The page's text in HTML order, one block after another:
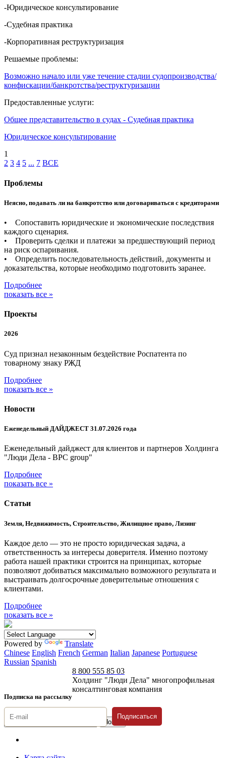
-Юридическое консультирование
-Судебная практика
-Корпоративная реструктуризация
Решаемые проблемы:
Возможно начало или уже течение стадии судопроизводства/
конфискации/банкротства/реструктуризации
Предоставленные услуги:
Общее представительство в судах - Судебная практика
Юридическое консультирование
1
2 3 4 5 ... 7 ВСЕ
Проблемы
Неясно, подавать ли на банкротство или договариваться с кредиторами
• Сопоставить юридические и экономические последствия
каждого сценария.
• Проверить сделки и платежи за предшествующий период
на риск оспаривания.
• Определить последовательность действий, документы и
доказательства, которые необходимо подготовить заранее.
Подробнее
показать все »
Проекты
2026
Суд признал незаконным бездействие Роспатента по
товарному знаку РЖД
Подробнее
показать все »
Новости
Еженедельный ДАЙДЖЕСТ 31.07.2026 года
Еженедельный дайджест для клиентов и партнеров Холдинга
"Люди Дела - BPC group"
Подробнее
показать все »
Статьи
Земля, Недвижимость, Строительство, Жилищное право, Лизинг
Каждое дело — это не просто юридическая задача, а
ответственность за интересы доверителя. Именно поэтому
работа нашей практики строится на принципах, которые
позволяют добиваться максимально возможного результата и
выстраивать долгосрочные доверительные отношения с
клиентами.
Подробнее
показать все »
Powered by
Translate
Chinese English French German Italian Japanese Portuguese
Russian Spanish
Подписка на рассылку
8 800 555 85 03
Холдинг "Люди Дела" многопрофильная
консалтинговая компания
Подписаться